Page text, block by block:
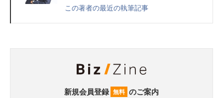
この著者の最近の執筆記事
新規会員登録 無料 のご案内